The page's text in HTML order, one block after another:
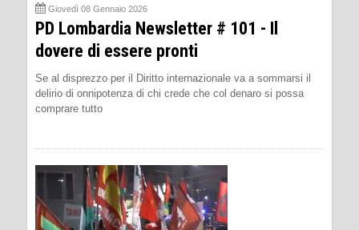
Giovedì 08 Gennaio 2026
PD Lombardia Newsletter # 101 - Il
dovere di essere pronti
Se al disprezzo per il Diritto internazionale va a sommarsi il
delirio di onnipotenza di chi crede che col denaro si possa
comprare tutto